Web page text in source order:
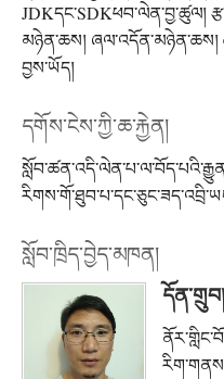
JDKདང་SDKཕབ་ལེན་བྱ་ཚུལ།
མཉེན་ཆས། ཞལ་འདོན་མཉེན་ཆས།
བྱས་ཡོད།
དགོས་ངེས་ཀྱི་ཆ་རྐྱེན།
སློབ་ཁྲིད་བྱེད་མཁན།
དོན་གྲུབ།